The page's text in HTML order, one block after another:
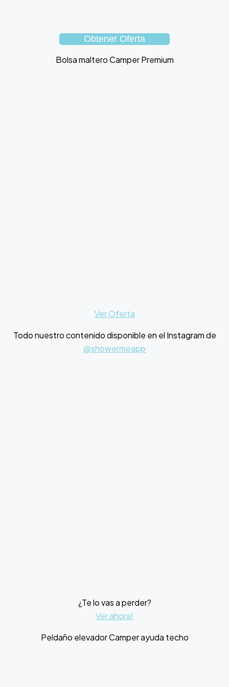
Obtener Oferta
Bolsa maltero Camper Premium
Ver Oferta
Todo nuestro contenido disponible en el Instagram de
@showermeapp
¿Te lo vas a perder?
Ver ahora!
Peldaño elevador Camper ayuda techo